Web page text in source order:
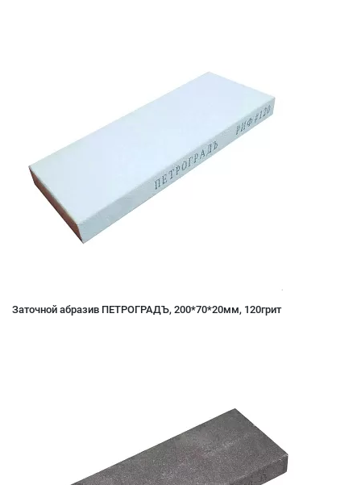
Заточной абразив ПЕТРОГРАДЪ, 200*70*20мм, 120грит